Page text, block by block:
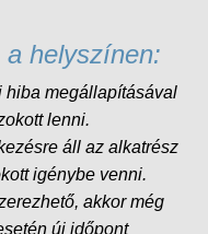
helyszínen:
megállapításával
lenni.
áll az alkatrész
igénybe venni.
akkor még
új időpont